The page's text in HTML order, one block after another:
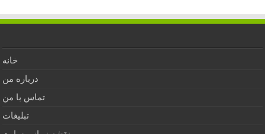
خانه
درباره من
تماس با من
تبلیغات